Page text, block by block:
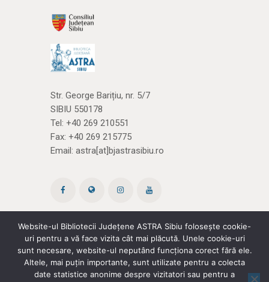
Str. George Barițiu, nr. 5/7
SIBIU 550178
Tel: +40 269 210551
Fax: +40 269 215775
Email: astra[at]bjastrasibiu.ro
Site creat de ROPARDO(și noi cărțile)
Website-ul Bibliotecii Județene ASTRA Sibiu folosește cookie-
uri pentru a vă face vizita cât mai plăcută. Unele cookie-uri
sunt necesare, website-ul neputând funcționa corect fără ele.
Altele, mai puțin importante, sunt utilizate pentru a colecta
date statistice anonime despre vizitatori sau pentru a